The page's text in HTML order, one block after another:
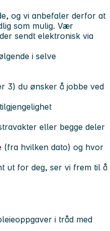
og vi anbefaler derfor at
som mulig. Vær
sendt elektronisk via
i selve
3) du ønsker å jobbe ved
eller begge deler
(fra hvilken dato) og hvor
ut for deg, ser vi frem til å
i tråd med